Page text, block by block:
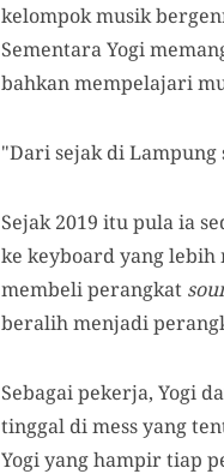
kelompok musik
Sementara Yogi
bahkan mempelajari
"Dari sejak di Lampung
Sejak 2019 itu pula ia
ke keyboard yang lebih
membeli perangkat
beralih menjadi
Sebagai pekerja, Yogi
tinggal di mess yang
Yogi yang hampir tiap